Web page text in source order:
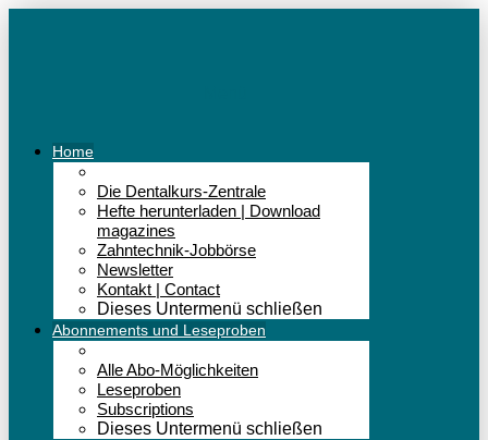
Home
Die Dentalkurs-Zentrale
Hefte herunterladen | Download
magazines
Zahntechnik-Jobbörse
Newsletter
Kontakt | Contact
Dieses Untermenü schließen
Abonnements und Leseproben
Alle Abo-Möglichkeiten
Leseproben
Subscriptions
Dieses Untermenü schließen